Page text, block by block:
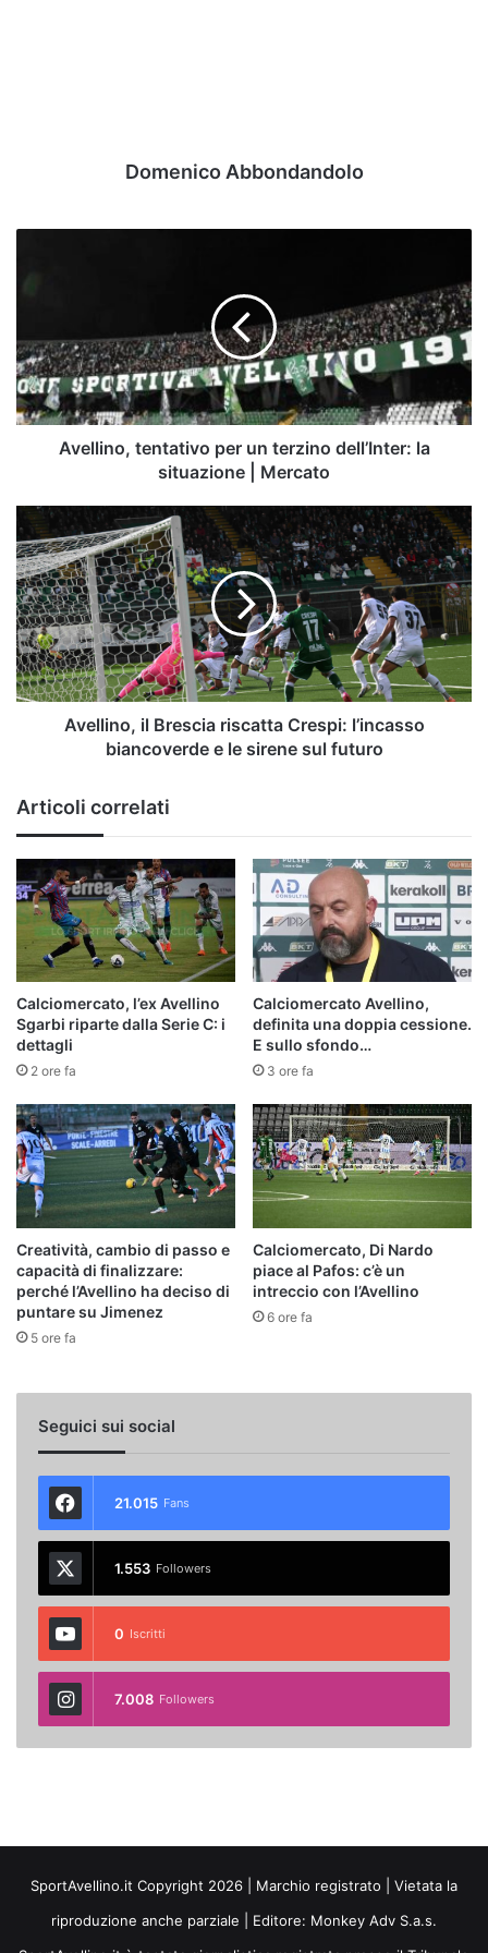
Domenico Abbondandolo
dell’Inter:
la
situazione
|
MercatoAvellino, tentativo per un terzino dell’Inter: la
situazione | Mercato
Avellino,
il
Brescia
riscatta
Crespi:
l’incasso
biancoverde
e
le
Avellino, il Brescia riscatta Crespi: l’incasso
biancoverde e le sirene sul futuro
Articoli correlati
Calciomercato, l’ex Avellino
Sgarbi riparte dalla Serie C: i
dettagli
2 ore fa
Calciomercato Avellino,
definita una doppia cessione.
E sullo sfondo…
3 ore fa
Creatività, cambio di passo e
capacità di finalizzare:
perché l’Avellino ha deciso di
puntare su Jimenez
5 ore fa
Calciomercato, Di Nardo
piace al Pafos: c’è un
intreccio con l’Avellino
6 ore fa
Seguici sui social
21.015 Fans
1.553 Followers
0 Iscritti
7.008 Followers
SportAvellino.it Copyright 2026 | Marchio registrato | Vietata la
riproduzione anche parziale | Editore: Monkey Adv S.a.s.